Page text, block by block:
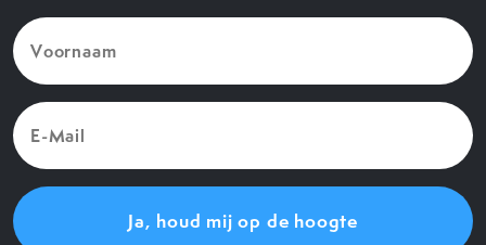
Voornaam
(Vereist)
E-
Mail
(Vereist)